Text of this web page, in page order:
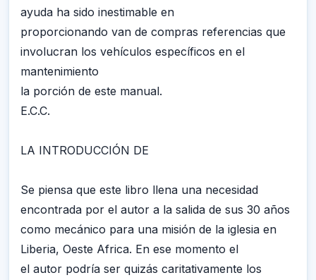
ayuda ha sido inestimable en
proporcionando van de compras referencias que
involucran los vehículos específicos en el
mantenimiento
la porción de este manual.
E.C.C.
LA INTRODUCCIÓN DE
Se piensa que este libro llena una necesidad
encontrada por el autor a la salida de sus 30 años
como mecánico para una misión de la iglesia en
Liberia, Oeste Africa. En ese momento el
el autor podría ser quizás caritativamente los